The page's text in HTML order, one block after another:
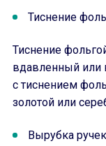
Тиснение
Тиснение
вдавленный или
с тиснением
золотой или
Вырубка